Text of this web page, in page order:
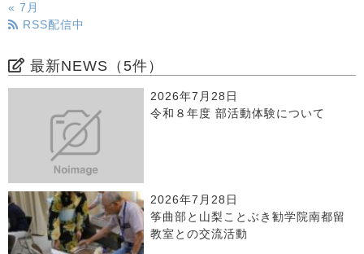
« 7月
RSS配信中
最新NEWS（5件）
2026年7月28日
令和８年度 部活動体験について
2026年7月28日
筝曲部と山梨ことぶき勧学院南都留
教室との交流活動